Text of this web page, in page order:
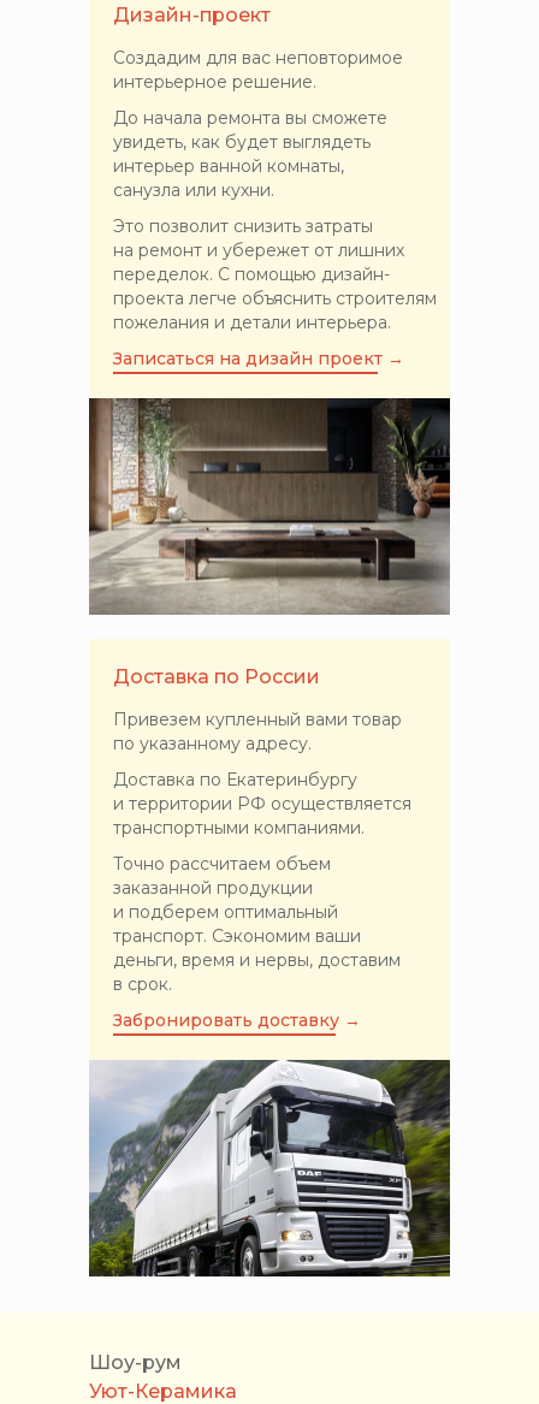
Дизайн-проект
Создадим для вас неповторимое
интерьерное решение.
До начала ремонта вы сможете
увидеть, как будет выглядеть
интерьер ванной комнаты,
санузла или кухни.
Это позволит снизить затраты
на ремонт и убережет от лишних
переделок. С помощью дизайн-
проекта легче объяснить строителям
пожелания и детали интерьера.
Доставка по России
Привезем купленный вами товар
по указанному адресу.
Доставка по Екатеринбургу
и территории РФ осуществляется
транспортными компаниями.
Точно рассчитаем объем
заказанной продукции
и подберем оптимальный
транспорт. Сэкономим ваши
деньги, время и нервы, доставим
в срок.
Записаться на дизайн проект →
Забронировать доставку →
Шоу-рум
Уют-Керамика